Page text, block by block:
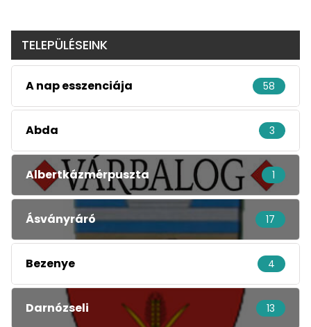
TELEPÜLÉSEINK
A nap esszenciája 58
Abda 3
Albertkázmérpuszta 1
Ásványráró 17
Bezenye 4
Darnózseli 13